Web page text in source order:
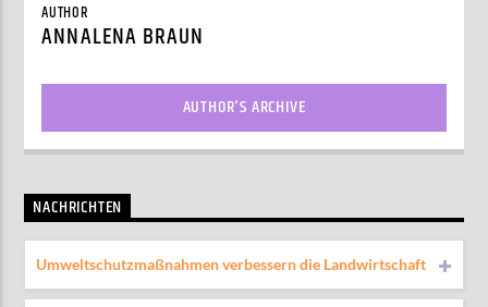
AUTHOR
ANNALENA BRAUN
AUTHOR'S ARCHIVE
NACHRICHTEN
Umweltschutzmaßnahmen verbessern die Landwirtschaft